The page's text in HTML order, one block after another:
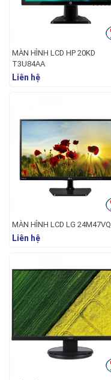
MÀN HÌNH LCD HP 20KD
T3U84AA
Liên hệ
MÀN HÌNH LCD LG 24M47VQ
Liên hệ